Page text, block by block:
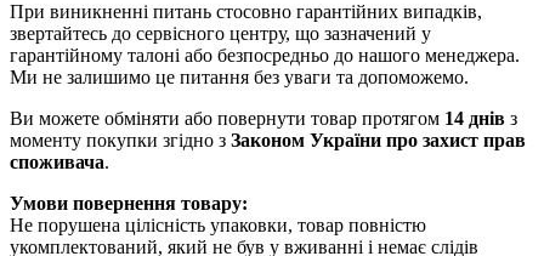
При виникненні питань стосовно гарантійних випадків,
звертайтесь до сервісного центру, що зазначений у
гарантійному талоні або безпосредньо до нашого менеджера.
Ми не залишимо це питання без уваги та допоможемо.
Ви можете обміняти або повернути товар протягом 14 днів з
моменту покупки згідно з Законом України про захист прав
споживача.
Умови повернення товару:
Не порушена цілісність упаковки, товар повністю
укомплектований, який не був у вживанні і немає слідів